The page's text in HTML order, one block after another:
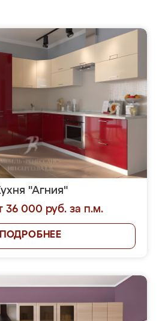
"Агния"
36 000 руб. за п.м.
ПОДРОБНЕЕ